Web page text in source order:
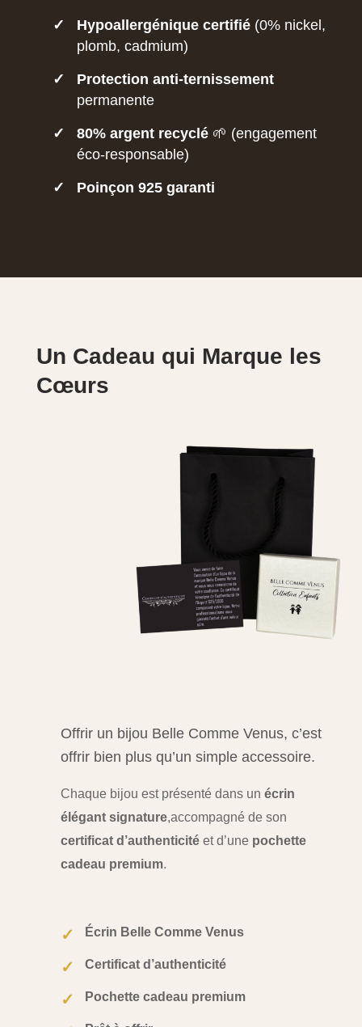
✓ Hypoallergénique certifié(0% nickel,
plomb, cadmium)
✓
Protection anti-ternissement
permanente
✓ 80% argent recyclé🌱 (engagement
éco-responsable)
✓ Poinçon 925 garanti
Un Cadeau qui Marque les
Cœurs
Offrir un bijou Belle Comme Venus, c’est
offrir bien plus qu’un simple accessoire.
Chaque bijou est présenté dans un écrin
élégant signature,accompagné de son
certificat d’authenticitéet d’une pochette
cadeau premium.
✓ Écrin Belle Comme Venus
✓ Certificat d’authenticité
✓ Pochette cadeau premium